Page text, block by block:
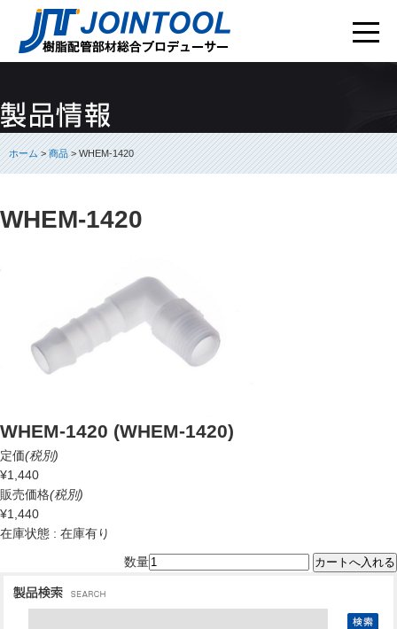
ホーム>商品> WHEM-1420
WHEM-1420
WHEM-1420 (WHEM-1420)
定価(税別)
¥1,440
販売価格(税別)
¥1,440
在庫状態 : 在庫有り
数量